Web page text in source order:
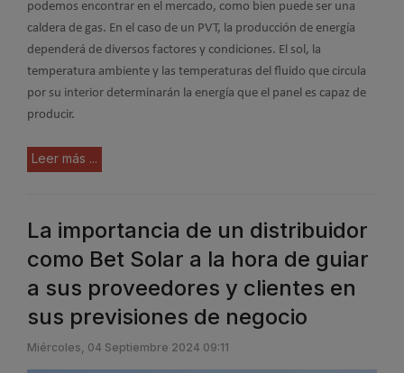
podemos encontrar en el mercado, como bien puede ser una
caldera de gas. En el caso de un PVT, la producción de energía
dependerá de diversos factores y condiciones. El sol, la
temperatura ambiente y las temperaturas del fluido que circula
por su interior determinarán la energía que el panel es capaz de
producir.
Leer más ...
La importancia de un distribuidor
como Bet Solar a la hora de guiar
a sus proveedores y clientes en
sus previsiones de negocio
Miércoles, 04 Septiembre 2024 09:11